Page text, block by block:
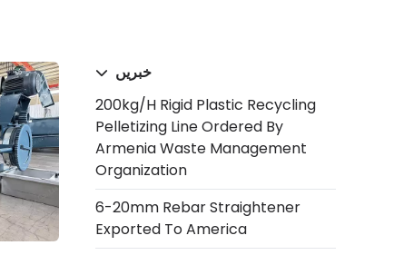
خبریں
200kg/h Rigid Plastic Recycling
Pelletizing Line Ordered By
Armenia Waste Management
Organization
6-20mm Rebar Straightener
Exported To America